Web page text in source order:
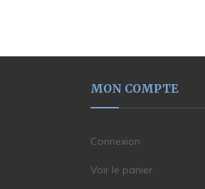
MON COMPTE
Connexion
Voir le panier